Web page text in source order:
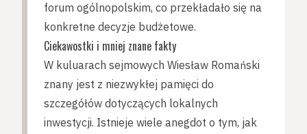
forum ogólnopolskim, co przekładało się na
konkretne decyzje budżetowe.
Ciekawostki i mniej znane fakty
W kuluarach sejmowych Wiesław Romański
znany jest z niezwykłej pamięci do
szczegółów dotyczących lokalnych
inwestycji. Istnieje wiele anegdot o tym, jak